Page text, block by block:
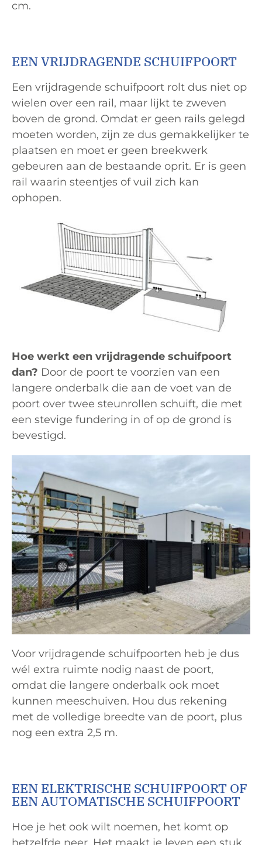
cm.
EEN VRIJDRAGENDE SCHUIFPOORT
Een vrijdragende schuifpoort rolt dus niet op
wielen over een rail, maar lijkt te zweven
boven de grond. Omdat er geen rails gelegd
moeten worden, zijn ze dus gemakkelijker te
plaatsen en moet er geen breekwerk
gebeuren aan de bestaande oprit. Er is geen
rail waarin steentjes of vuil zich kan
ophopen.
Hoe werkt een vrijdragende schuifpoort
dan? Door de poort te voorzien van een
langere onderbalk die aan de voet van de
poort over twee steunrollen schuift, die met
een stevige fundering in of op de grond is
bevestigd.
Voor vrijdragende schuifpoorten heb je dus
wél extra ruimte nodig naast de poort,
omdat die langere onderbalk ook moet
kunnen meeschuiven. Hou dus rekening
met de volledige breedte van de poort, plus
nog een extra 2,5 m.
EEN ELEKTRISCHE SCHUIFPOORT OF
EEN AUTOMATISCHE SCHUIFPOORT
Hoe je het ook wilt noemen, het komt op